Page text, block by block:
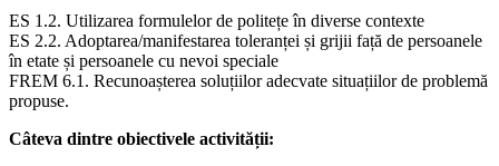
ES 1.2. Utilizarea formulelor de politețe în diverse contexte
ES 2.2. Adoptarea/manifestarea toleranței și grijii față de persoanele
în etate și persoanele cu nevoi speciale
FREM 6.1. Recunoașterea soluțiilor adecvate situațiilor de problemă
propuse.
Câteva dintre obiectivele activității: